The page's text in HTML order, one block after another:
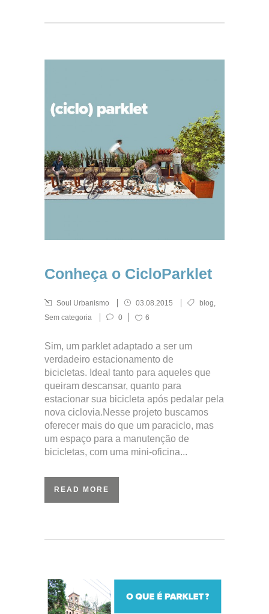
Conheça o CicloParklet
Soul Urbanismo 03.08.2015 blog,
Sem categoria
0 6
Sim, um parklet adaptado a ser um
verdadeiro estacionamento de
bicicletas. Ideal tanto para aqueles que
queiram descansar, quanto para
estacionar sua bicicleta após pedalar pela
nova ciclovia.Nesse projeto buscamos
oferecer mais do que um paraciclo, mas
um espaço para a manutenção de
bicicletas, com uma mini-oficina...
READ MORE